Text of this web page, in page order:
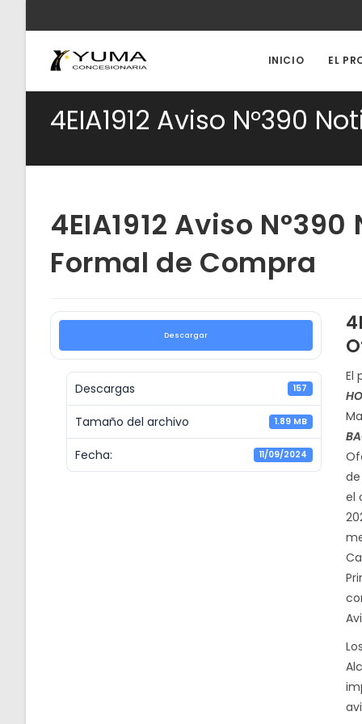
contenido
INICIO EL
4EIA1912 Aviso N°390
4EIA1912 Aviso
Formal de Compra
Descargar
Descargas 157
Tamaño del archivo 1.89 MB
Fecha: 11/09/2024
El
el